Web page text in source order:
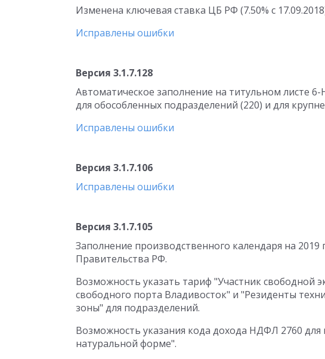
Изменена ключевая ставка ЦБ РФ (7.50% с
Исправлены ошибки
Версия 3.1.7.128
Автоматическое заполнение на титульном листе
для обособленных подразделений (220) и для
Исправлены ошибки
Версия 3.1.7.106
Исправлены ошибки
Версия 3.1.7.105
Заполнение производственного календаря на
Правительства РФ.
Возможность указать тариф "Участник свободной
свободного порта Владивосток" и "Резиденты
зоны" для подразделений.
Возможность указания кода дохода НДФЛ 2760 для
натуральной форме".